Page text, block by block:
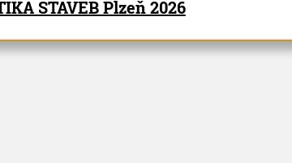
STAVEB Plzeň 2026